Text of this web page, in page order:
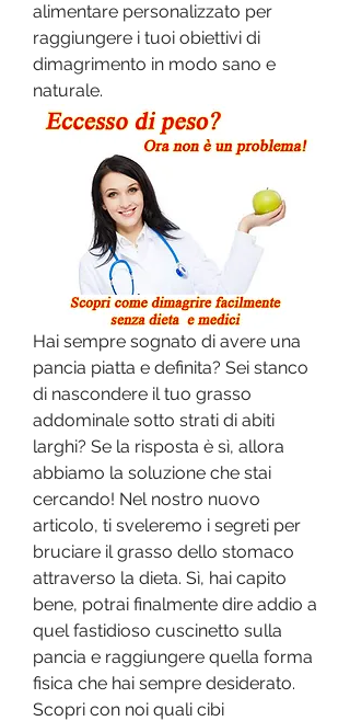
alimentare personalizzato per
raggiungere i tuoi obiettivi di
dimagrimento in modo sano e
naturale.
Hai sempre sognato di avere una
pancia piatta e definita? Sei stanco
di nascondere il tuo grasso
addominale sotto strati di abiti
larghi? Se la risposta è sì, allora
abbiamo la soluzione che stai
cercando! Nel nostro nuovo
articolo, ti sveleremo i segreti per
bruciare il grasso dello stomaco
attraverso la dieta. Sì, hai capito
bene, potrai finalmente dire addio a
quel fastidioso cuscinetto sulla
pancia e raggiungere quella forma
fisica che hai sempre desiderato.
Scopri con noi quali cibi